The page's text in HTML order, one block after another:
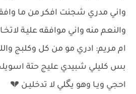
واني مدري شجنت افكر من ما
والنعم منه واني موافقه عليـة
ام مريم: ادري مو من كل وكلبج
بس كليلي شبيدي عليج حتة
احجي ويـا وهو يگلي لا تدخليـن 💔